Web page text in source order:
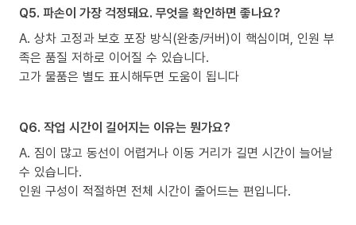
Q5. 파손이 가장 걱정돼요. 무엇을 확인하면 좋나요?
A. 상차 고정과 보호 포장 방식(완충/커버)이 핵심이며, 인원 부
족은 품질 저하로 이어질 수 있습니다.
고가 물품은 별도 표시해두면 도움이 됩니다
Q6. 작업 시간이 길어지는 이유는 뭔가요?
A. 짐이 많고 동선이 어렵거나 이동 거리가 길면 시간이 늘어날
수 있습니다.
인원 구성이 적절하면 전체 시간이 줄어드는 편입니다.